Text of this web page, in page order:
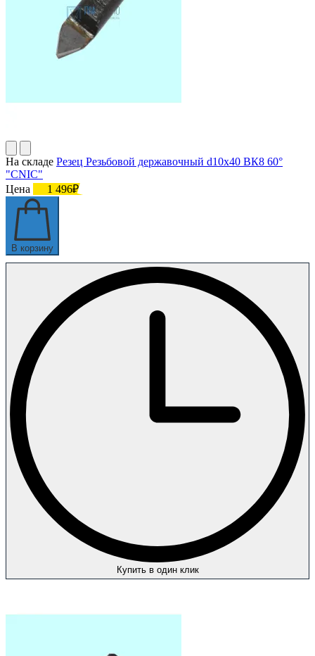
На складе Резец Резьбовой державочный d10х40 ВК8 60°
"CNIC"
Цена
1 496₽
В корзину
Купить в один клик